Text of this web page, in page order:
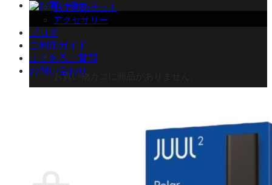
お買い物カゴに商品がありません。
おすすめセット
アクセサリー
ブログ
ご利用ガイド
よくあるご質問
お問い合わせ